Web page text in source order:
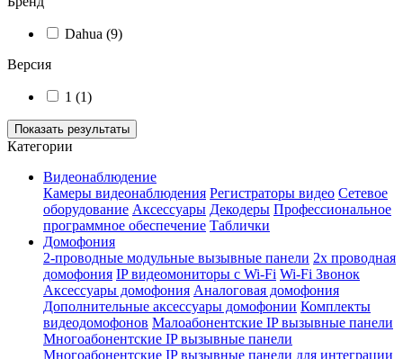
Dahua (9)
Версия
1 (1)
Показать результаты
Категории
Видеонаблюдение
Камеры видеонаблюдения Регистраторы видео Сетевое
оборудование Аксессуары Декодеры Профессиональное
программное обеспечение Таблички
Домофония
2-проводные модульные вызывные панели 2х проводная
домофония IP видеомониторы с Wi-Fi Wi-Fi Звонок
Аксессуары домофония Аналоговая домофония
Дополнительные аксессуары домофонии Комплекты
видеодомофонов Малоабонентские IP вызывные панели
Многоабонентские IP вызывные панели
Многоабонентские IP вызывные панели для интеграции